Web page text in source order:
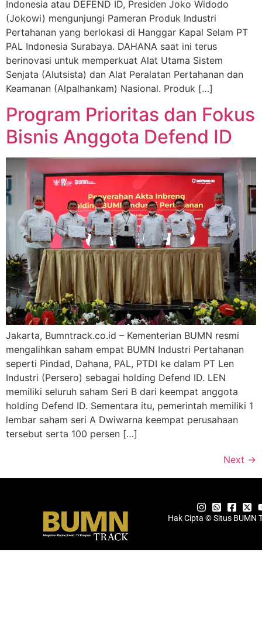
Indonesia atau DEFEND ID, Presiden Joko Widodo
(Jokowi) mengunjungi Pameran Produk Industri
Pertahanan yang berlokasi di Hanggar Kapal Selam PT
PAL Indonesia Surabaya. DAHANA saat ini terus
berinovasi untuk memperkuat Alat Utama Sistem
Senjata (Alutsista) dan Alat Peralatan Pertahanan dan
Keamanan (Alpalhankam) Nasional. Produk […]
Program Prioritas dan Fokus
Bisnis Anggota Defend ID
Jakarta, Bumntrack.co.id – Kementerian BUMN resmi
mengalihkan saham empat BUMN Industri Pertahanan
seperti Pindad, Dahana, PAL, PTDI ke dalam PT Len
Industri (Persero) sebagai holding Defend ID. LEN
memiliki seluruh saham Seri B dari keempat anggota
holding Defend ID. Sementara itu, pemerintah memiliki 1
lembar saham seri A Dwiwarna keempat perusahaan
tersebut serta 100 persen […]
Next →
Hak Cipta © Situs BUMN